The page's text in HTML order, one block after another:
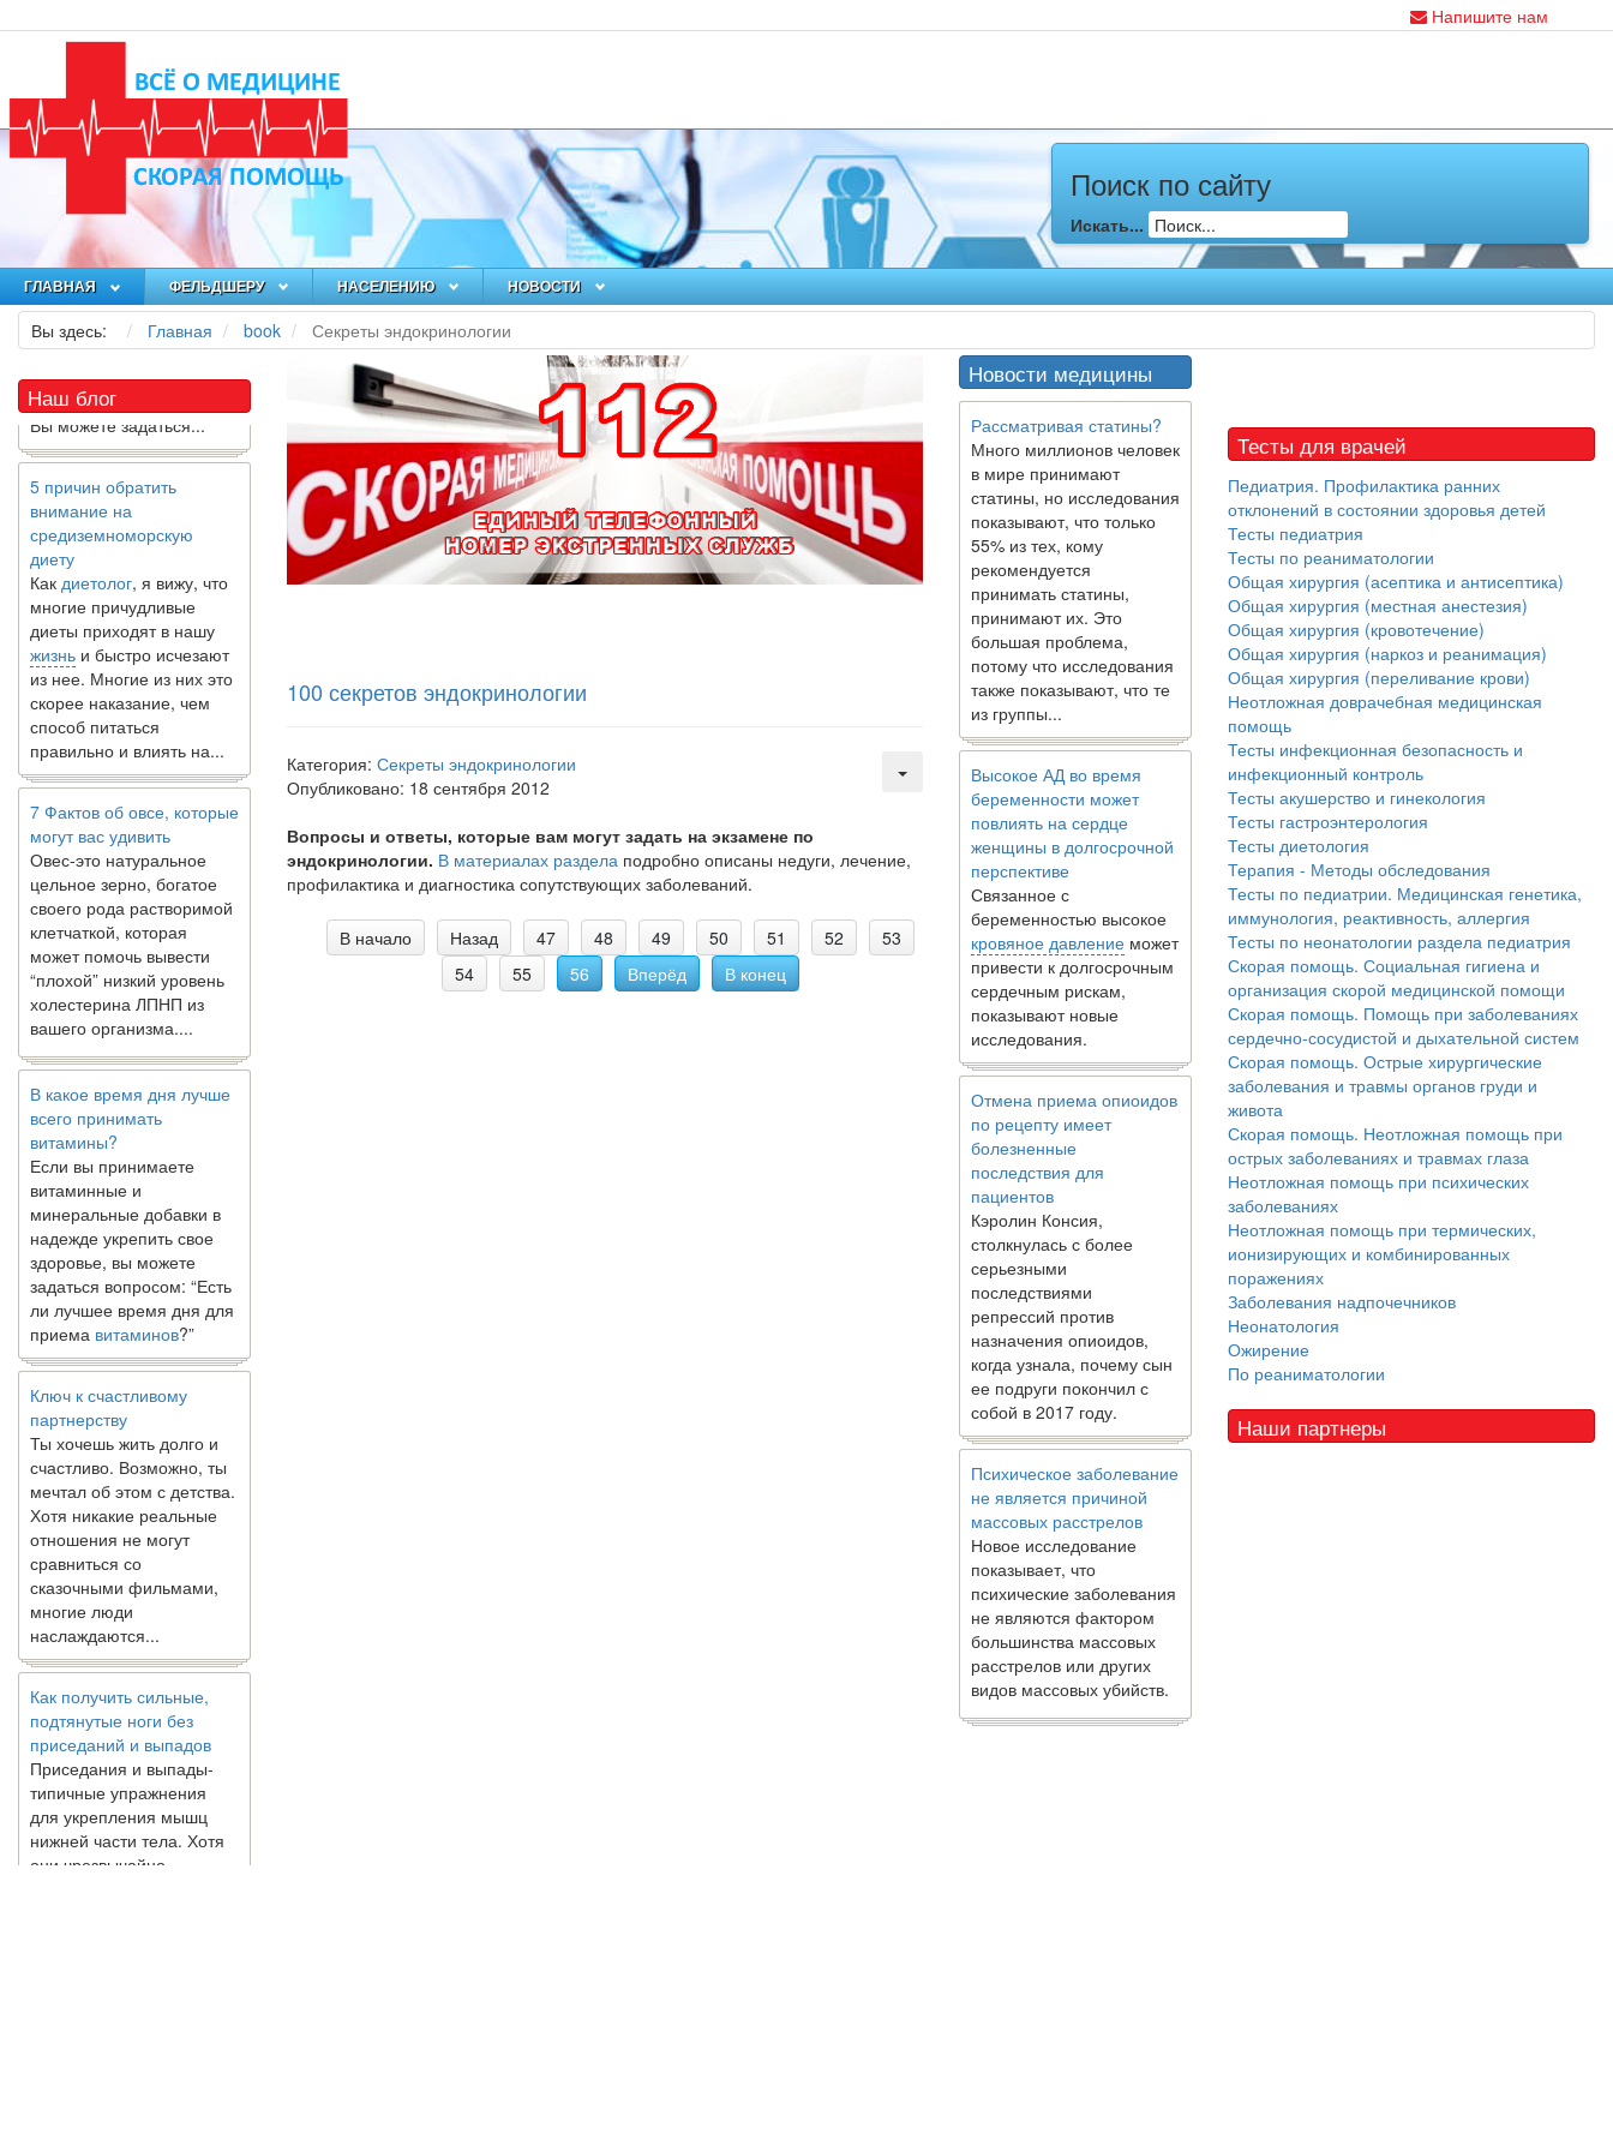
Напишите нам
Поиск по сайту
Искать...
ГЛАВНАЯ ФЕЛЬДШЕРУ НАСЕЛЕНИЮ НОВОСТИ
Вы здесь: Главная book Секреты эндокринологии
Наш блог
Как я заболел во время
локдауна?
Это странная ситуация:
вы соблюдали все меры
предосторожности
COVID-19 (вы почти все
время дома), но, тем не
образом простудились.
Вы можете задаться...
5 причин обратить
внимание на
средиземноморскую
диету
Какдиетолог
многие причудливые
диеты приходят в нашу
жизньи быстро исчезают
из нее. Многие из них это
скорее наказание, чем
способ питаться
правильно и влиять на...
7 Фактов об овсе, которые
могут вас удивить
Овес-это натуральное
цельное зерно, богатое
своего рода растворимой
клетчаткой, которая
может помочь вывести
“плохой” низкий уровень
холестерина ЛПНП из
вашего организма....
В какое время дня лучше
всего принимать
витамины?
Если вы принимаете
витаминные и
минеральные добавки в
надежде укрепить свое
здоровье, вы можете
задаться вопросом: “Есть
ли лучшее время дня для
приемавитаминов?”
Ключ к счастливому
партнерству
Ты хочешь жить долго и
счастливо. Возможно, ты
мечтал об этом с детства.
Хотя никакие реальные
отношения не могут
сравниться со
сказочными фильмами,
многие люди
наслаждаются...
Как получить сильные,
подтянутые ноги без
приседаний и выпадов
Приседания и выпады-
типичные упражнения
для укрепления мышц
нижней части тела. Хотя
они чрезвычайно
распространены, они не
100 секретов эндокринологии
Категория: Секреты эндокринологии
Опубликовано: 18 сентября 2012
Вопросы и ответы, которые вам могут задать на экзамене по
эндокринологии. В материалах раздела подробно описаны недуги, лечение,
профилактика и диагностика сопутствующих заболеваний.
В начало Назад 47 48 49 50 51 52
53
54
55 56 Вперёд В конец
Новости медицины
Рассматривая статины?
Много миллионов человек
в мире принимают
статины, но исследования
показывают, что только
55% из тех, кому
рекомендуется
принимать статины,
принимают их. Это
большая проблема,
потому что исследования
также показывают, что те
из группы...
Высокое АД во время
беременности может
повлиять на сердце
женщины в долгосрочной
перспективе
Связанное с
беременностью высокое
кровяное давление может
привести к долгосрочным
сердечным рискам,
показывают новые
исследования.
Отмена приема опиоидов
по рецепту имеет
болезненные
последствия для
пациентов
Кэролин Консия,
столкнулась с более
серьезными
последствиями
репрессий против
назначения опиоидов,
когда узнала, почему сын
ее подруги покончил с
собой в 2017 году.
Психическое заболевание
не является причиной
массовых расстрелов
Новое исследование
показывает, что
психические заболевания
не являются фактором
большинства массовых
расстрелов или других
видов массовых убийств.
Тесты для врачей
Педиатрия. Профилактика ранних
отклонений в состоянии здоровья детей
Тесты педиатрия
Тесты по реаниматологии
Общая хирургия (асептика и антисептика)
Общая хирургия (местная анестезия)
Общая хирургия (кровотечение)
Общая хирургия (наркоз и реанимация)
Общая хирургия (переливание крови)
Неотложная доврачебная медицинская
помощь
Тесты инфекционная безопасность и
инфекционный контроль
Тесты акушерство и гинекология
Тесты гастроэнтерология
Тесты диетология
Терапия - Методы обследования
Тесты по педиатрии. Медицинская генетика,
иммунология, реактивность, аллергия
Тесты по неонатологии раздела педиатрия
Скорая помощь. Социальная гигиена и
организация скорой медицинской помощи
Скорая помощь. Помощь при заболеваниях
сердечно-сосудистой и дыхательной систем
Скорая помощь. Острые хирургические
заболевания и травмы органов груди и
живота
Скорая помощь. Неотложная помощь при
острых заболеваниях и травмах глаза
Неотложная помощь при психических
заболеваниях
Неотложная помощь при термических,
ионизирующих и комбинированных
поражениях
Заболевания надпочечников
Неонатология
Ожирение
По реаниматологии
Наши партнеры